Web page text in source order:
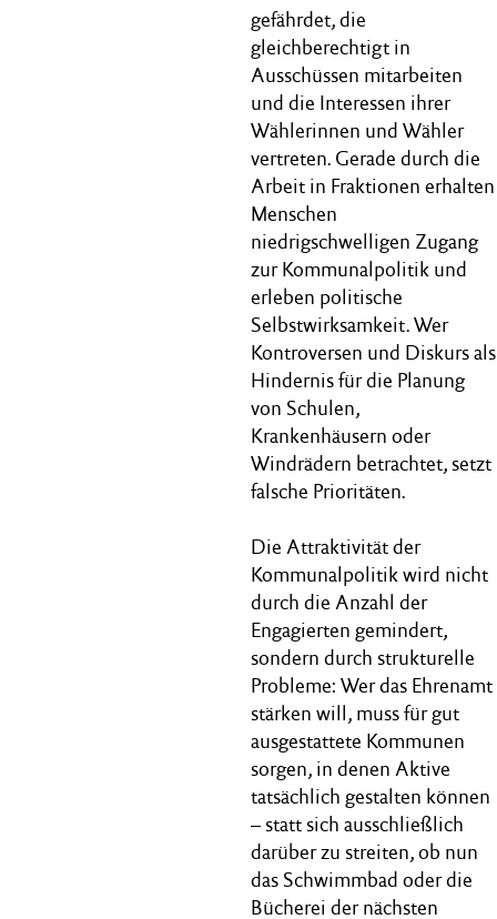
gefährdet, die
gleichberechtigt in
Ausschüssen mitarbeiten
und die Interessen ihrer
Wählerinnen und Wähler
vertreten. Gerade durch die
Arbeit in Fraktionen erhalten
Menschen
niedrigschwelligen Zugang
zur Kommunalpolitik und
erleben politische
Selbstwirksamkeit. Wer
Kontroversen und Diskurs als
Hindernis für die Planung
von Schulen,
Krankenhäusern oder
Windrädern betrachtet, setzt
falsche Prioritäten.
Die Attraktivität der
Kommunalpolitik wird nicht
durch die Anzahl der
Engagierten gemindert,
sondern durch strukturelle
Probleme: Wer das Ehrenamt
stärken will, muss für gut
ausgestattete Kommunen
sorgen, in denen Aktive
tatsächlich gestalten können
– statt sich ausschließlich
darüber zu streiten, ob nun
das Schwimmbad oder die
Bücherei der nächsten